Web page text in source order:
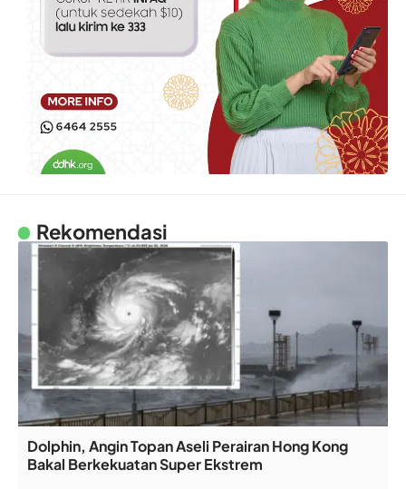
Rekomendasi
Dolphin, Angin Topan Aseli Perairan Hong Kong
Bakal Berkekuatan Super Ekstrem